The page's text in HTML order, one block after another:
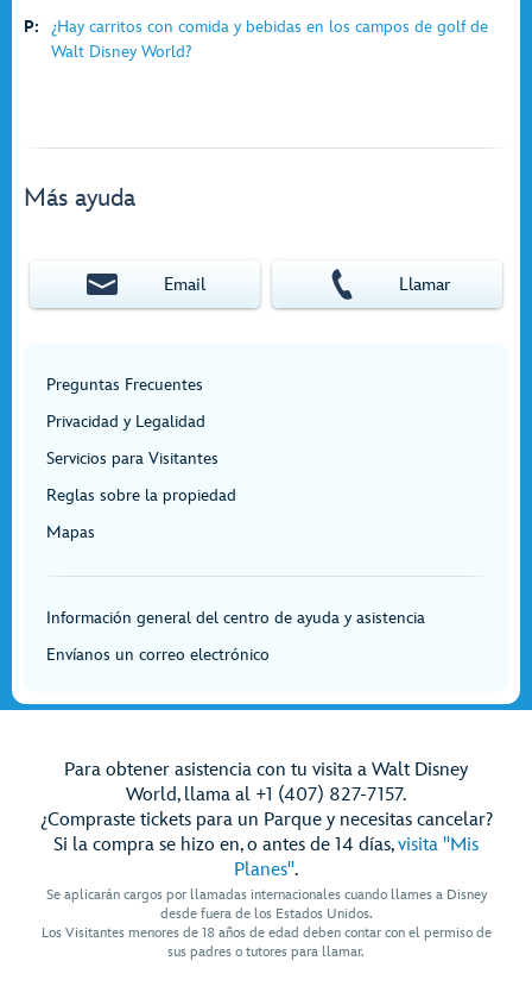
P:
¿Hay carritos con comida y bebidas en los campos de golf de
Walt Disney World?
Más ayuda
Email Llamar
Preguntas Frecuentes
Privacidad y Legalidad
Servicios para Visitantes
Reglas sobre la propiedad
Mapas
Información general del centro de ayuda y asistencia
Envíanos un correo electrónico
Para obtener asistencia con tu visita a Walt Disney
World, llama al +1 (407) 827-7157.
¿Compraste tickets para un Parque y necesitas cancelar?
Si la compra se hizo en, o antes de 14 días,visita "Mis
Planes".
Se aplicarán cargos por llamadas internacionales cuando llames a Disney
desde fuera de los Estados Unidos.
Los Visitantes menores de 18 años de edad deben contar con el permiso de
sus padres o tutores para llamar.